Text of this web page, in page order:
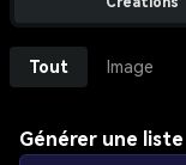
Tout Image
Générer une liste